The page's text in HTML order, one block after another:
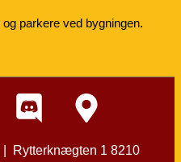
parkere ved bygningen.
Rytterknægten 1 8210